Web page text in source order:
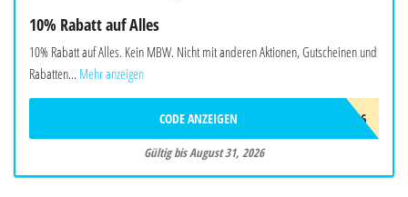
10% Rabatt auf Alles
10% Rabatt auf Alles. Kein MBW. Nicht mit anderen Aktionen, Gutscheinen und
Rabatten... Mehr anzeigen
AUG26
CODE ANZEIGEN
Gültig bis August 31, 2026